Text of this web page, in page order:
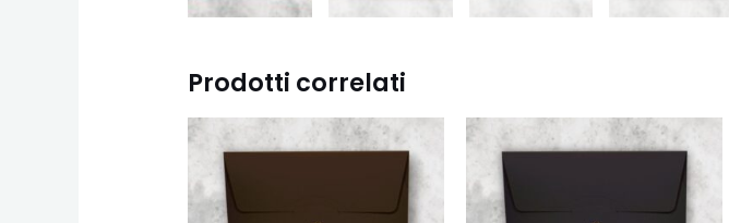
Prodotti correlati